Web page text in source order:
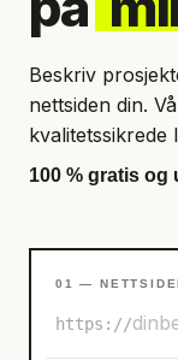
Beskriv
nettsiden din.
kvalitetssikrede
100 % gratis og
01 —
https://